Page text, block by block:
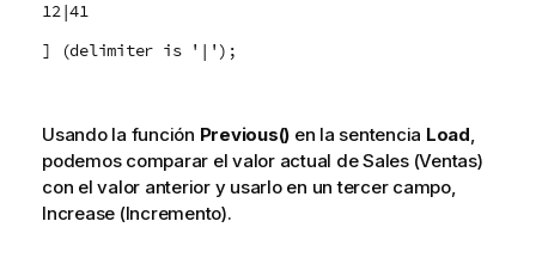
12|41
] (delimiter is '|');
Usando la función Previous() en la sentencia Load
podemos comparar el valor actual deSales(Ventas)
con el valor anterior y usarlo en un tercer campo,
Increase (Incremento).